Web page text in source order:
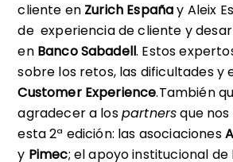
cliente en Zurich Españay Aleix
de experiencia de cliente y
en Banco Sabadell. Estos
sobre los retos, las dificultades y
Customer Experience.También
agradecer a lospartnersque
esta 2ª edición: las asociaciones
y Pimec; el apoyo institucional de